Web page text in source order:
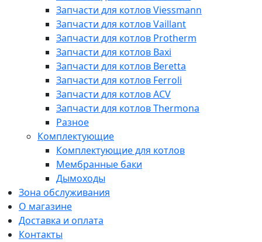
Запчасти для котлов Viessmann
Запчасти для котлов Vaillant
Запчасти для котлов Protherm
Запчасти для котлов Baxi
Запчасти для котлов Beretta
Запчасти для котлов Ferroli
Запчасти для котлов ACV
Запчасти для котлов Thermona
Разное
Комплектующие
Комплектующие для котлов
Мембранные баки
Дымоходы
Зона обслуживания
О магазине
Доставка и оплата
Контакты